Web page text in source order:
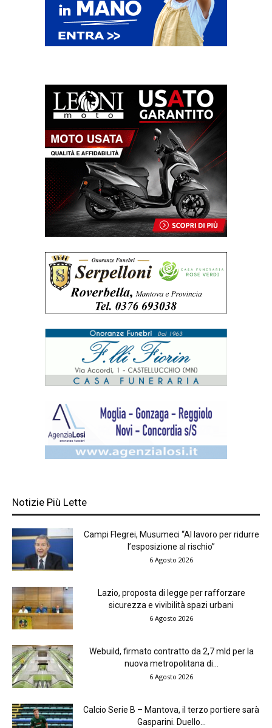
Notizie Più Lette
Campi Flegrei, Musumeci “Al lavoro per ridurre
l’esposizione al rischio”
6 Agosto 2026
Lazio, proposta di legge per rafforzare
sicurezza e vivibilità spazi urbani
6 Agosto 2026
Webuild, firmato contratto da 2,7 mld per la
nuova metropolitana di...
6 Agosto 2026
Calcio Serie B – Mantova, il terzo portiere sarà
Gasparini. Duello...